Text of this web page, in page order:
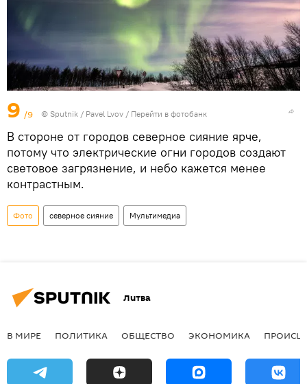
9 /9 © Sputnik / Pavel Lvov / Перейти в фотобанк
В стороне от городов северное сияние ярче,
потому что электрические огни городов создают
световое загрязнение, и небо кажется менее
контрастным.
Фото северное сияние Мультимедиа
Литва
В МИРЕ ПОЛИТИКА ОБЩЕСТВО ЭКОНОМИКА